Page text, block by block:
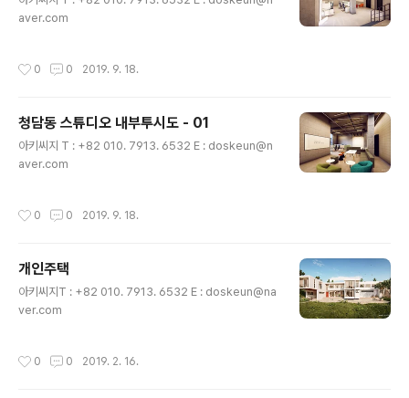
aver.com
0 0 2019. 9. 18.
청담동 스튜디오 내부투시도 - 01
아키씨지 T : +82 010. 7913. 6532 E : doskeun@n
aver.com
0 0 2019. 9. 18.
개인주택
아키씨지T : +82 010. 7913. 6532 E : doskeun@na
ver.com
0 0 2019. 2. 16.